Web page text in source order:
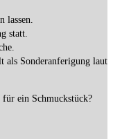
lassen.
statt.
als Sonderanferigung laut
für ein Schmuckstück?